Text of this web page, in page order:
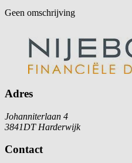
Geen omschrijving
Adres
Johanniterlaan 4
3841DT Harderwijk
Contact